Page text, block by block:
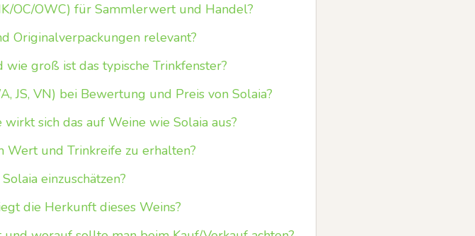
OC/OWC) für Sammlerwert und Handel?
Originalverpackungen relevant?
groß ist das typische Trinkfenster?
JS, VN) bei Bewertung und Preis von Solaia?
sich das auf Weine wie Solaia aus?
und Trinkreife zu erhalten?
einzuschätzen?
die Herkunft dieses Weins?